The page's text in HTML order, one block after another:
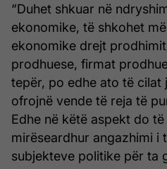
“Duhet shkuar në
ekonomike, të shkohet
ekonomike drejt
prodhuese, firmat
tepër, po edhe ato të cilat
ofrojnë vende të reja të
Edhe në këtë aspekt do
mirëseardhur angazhimi i
subjekteve politike për ta